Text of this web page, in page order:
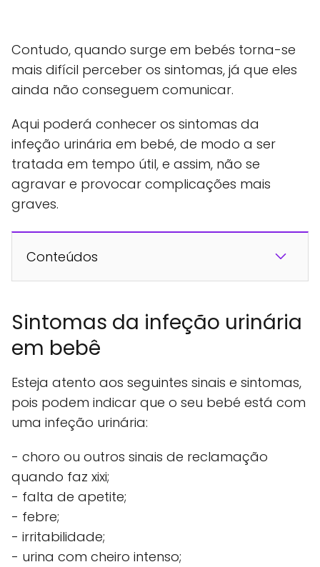
Contudo, quando surge em bebés torna-se
mais difícil perceber os sintomas, já que eles
ainda não conseguem comunicar.
Aqui poderá conhecer os sintomas da
infeção urinária em bebé, de modo a ser
tratada em tempo útil, e assim, não se
agravar e provocar complicações mais
graves.
Conteúdos
Sintomas da infeção urinária
em bebê
Esteja atento aos seguintes sinais e sintomas,
pois podem indicar que o seu bebé está com
uma infeção urinária:
- choro ou outros sinais de reclamação
quando faz xixi;
- falta de apetite;
- febre;
- irritabilidade;
- urina com cheiro intenso;